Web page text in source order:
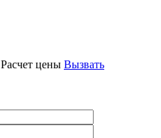
Расчет цены Вызвать